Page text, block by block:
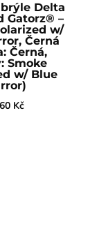
Delta
Gatorz® –
w/
Černá
Černá,
Smoke
w/ Blue
Kč